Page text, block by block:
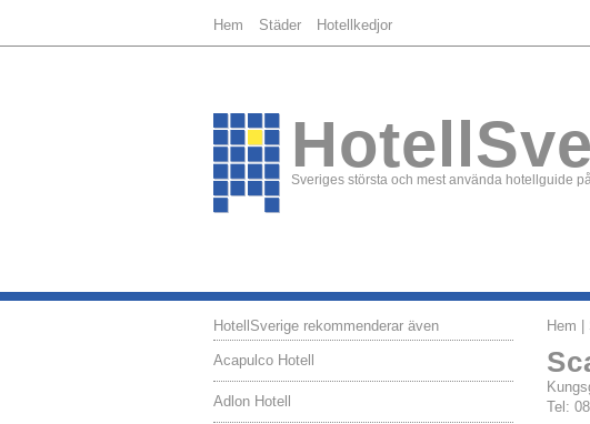
Hem Städer Hotellkedjor
Sveriges största och mest använda hotellguide
HotellSverige rekommenderar även
Acapulco Hotell
Adlon Hotell
Hem
Tel: